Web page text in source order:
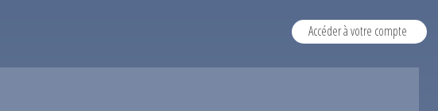
Accéder à votre compte